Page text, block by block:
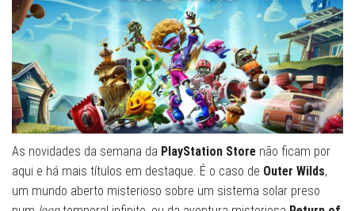
As novidades da semana da PlayStation Store não ficam por
aqui e há mais títulos em destaque. É o caso de Outer Wilds,
um mundo aberto misterioso sobre um sistema solar preso